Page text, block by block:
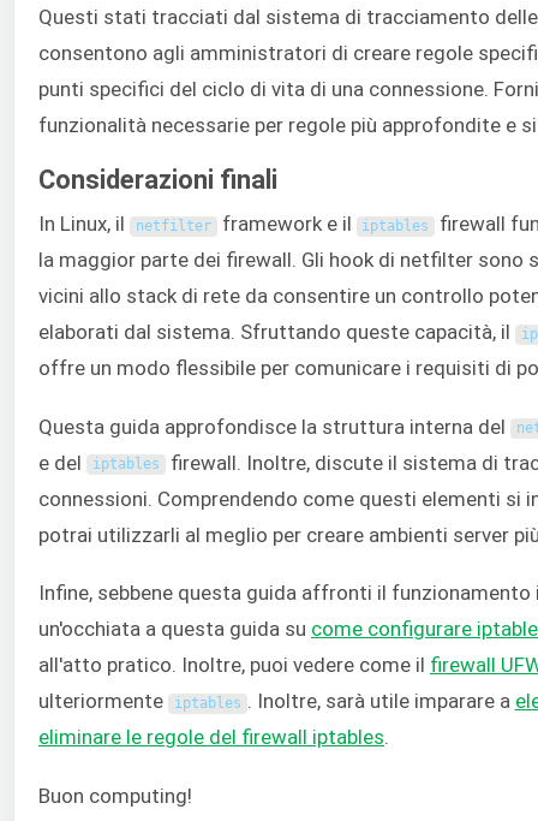
Questi stati tracciati dal sistema di tracciamento
consentono agli amministratori di creare regole
punti specifici del ciclo di vita di una connessione.
funzionalità necessarie per regole più approfondite e
Considerazioni finali
In Linux, il netfilter framework e il iptables
firewall
la maggior parte dei firewall. Gli hook di netfilter sono
vicini allo stack di rete da consentire un controllo
elaborati dal sistema. Sfruttando queste capacità, il
offre un modo flessibile per comunicare i requisiti di
Questa guida approfondisce la struttura interna del
e del iptables firewall. Inoltre, discute il sistema di
connessioni. Comprendendo come questi elementi si
potrai utilizzarli al meglio per creare ambienti server
Infine, sebbene questa guida affronti il funzionamento
un'occhiata a questa guida su come configurare
all'atto pratico. Inoltre, puoi vedere come il firewall
ulteriormente
iptables . Inoltre, sarà utile imparare a
eliminare le regole del firewall iptables.
Buon computing!